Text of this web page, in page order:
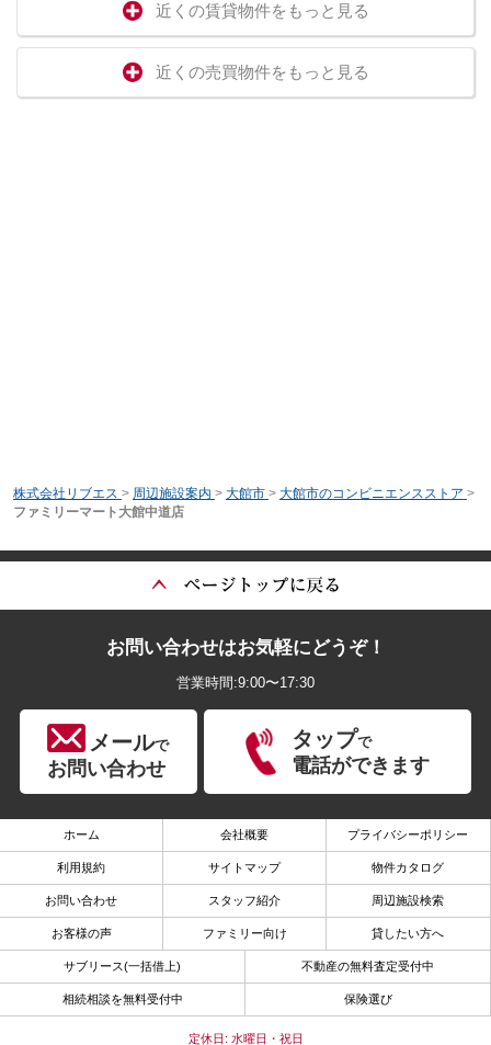
近くの賃貸物件をもっと見る
近くの売買物件をもっと見る
株式会社リブエス > 周辺施設案内 > 大館市 > 大館市のコンビニエンスストア >
ファミリーマート大館中道店
お問い合わせはお気軽にどうぞ！
営業時間:9:00〜17:30
メールで
お問い合わせ
タップで
電話ができます
ホーム 会社概要 プライバシーポリシー
利用規約 サイトマップ 物件カタログ
お問い合わせ スタッフ紹介 周辺施設検索
お客様の声 ファミリー向け 貸したい方へ
サブリース(一括借上) 不動産の無料査定受付中
相続相談を無料受付中 保険選び
定休日: 水曜日・祝日